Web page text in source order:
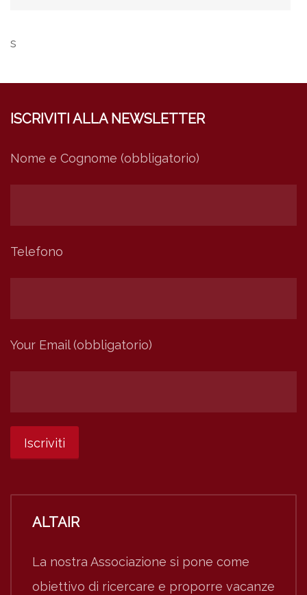
s
ISCRIVITI ALLA NEWSLETTER
Nome e Cognome (obbligatorio)
Telefono
Your Email (obbligatorio)
ALTAIR
La nostra Associazione si pone come
obiettivo di ricercare e proporre vacanze